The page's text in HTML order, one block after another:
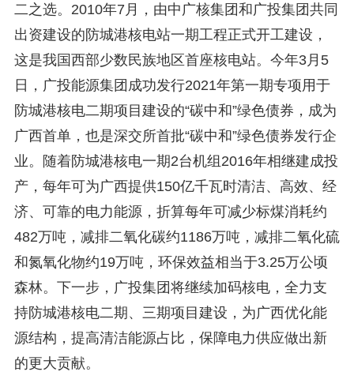
二之选。2010年7月，由中广核集团和广投集团共同
出资建设的防城港核电站一期工程正式开工建设，
这是我国西部少数民族地区首座核电站。今年3月5
日，广投能源集团成功发行2021年第一期专项用于
防城港核电二期项目建设的“碳中和”绿色债券，成为
广西首单，也是深交所首批“碳中和”绿色债券发行企
业。随着防城港核电一期2台机组2016年相继建成投
产，每年可为广西提供150亿千瓦时清洁、高效、经
济、可靠的电力能源，折算每年可减少标煤消耗约
482万吨，减排二氧化碳约1186万吨，减排二氧化硫
和氮氧化物约19万吨，环保效益相当于3.25万公顷
森林。下一步，广投集团将继续加码核电，全力支
持防城港核电二期、三期项目建设，为广西优化能
源结构，提高清洁能源占比，保障电力供应做出新
的更大贡献。